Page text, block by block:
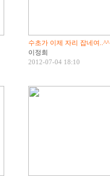
수초가 이제 자리 잡네여..^^
이정희
2012-07-04 18:10